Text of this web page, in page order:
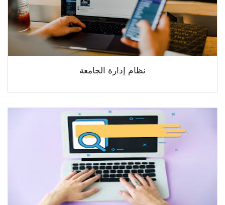
هيئة التدريس
الدراسات العليا
سجل الان
نظام إدارة الجامعة